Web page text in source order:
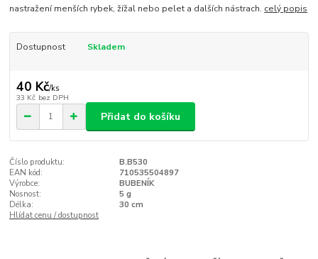
nastražení menších rybek, žížal nebo pelet a dalších nástrach. celý popis
Dostupnost Skladem
40 Kč/ks
33 Kč bez DPH
Přidat do košíku
Číslo produktu:
B.B530
EAN kód:
710535504897
Výrobce:
BUBENÍK
Nosnost:
5 g
Délka:
30 cm
Hlídat cenu / dostupnost